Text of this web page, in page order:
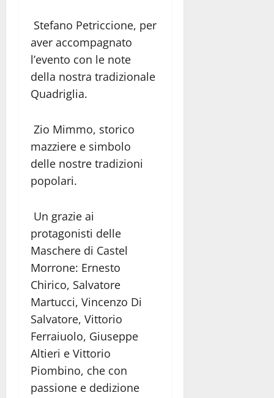
Stefano Petriccione, per
aver accompagnato
l’evento con le note
della nostra tradizionale
Quadriglia.
Zio Mimmo, storico
mazziere e simbolo
delle nostre tradizioni
popolari.
Un grazie ai
protagonisti delle
Maschere di Castel
Morrone: Ernesto
Chirico, Salvatore
Martucci, Vincenzo Di
Salvatore, Vittorio
Ferraiuolo, Giuseppe
Altieri e Vittorio
Piombino, che con
passione e dedizione